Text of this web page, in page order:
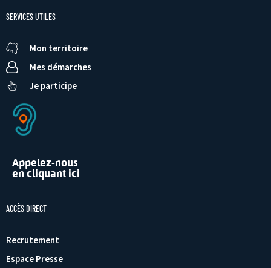
SERVICES UTILES
Mon territoire
Mes démarches
Je participe
Appelez-nous
en cliquant ici
ACCÈS DIRECT
Recrutement
Espace Presse